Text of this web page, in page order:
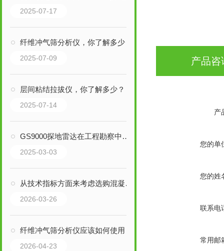
2025-07-17
纤维冲气筛分析仪，你了解多少？
2025-07-09
层间粘结拉拔仪，你了解多少？
2025-07-14
GS9000探地雷达在工程勘察中的关键作用
2025-03-03
从技术指标方面来考虑选购混凝土结构超声检测仪
2026-03-26
纤维冲气筛分析仪应该如何使用
2026-04-23
产品咨
产
您的单
您的姓
联系电
常用邮